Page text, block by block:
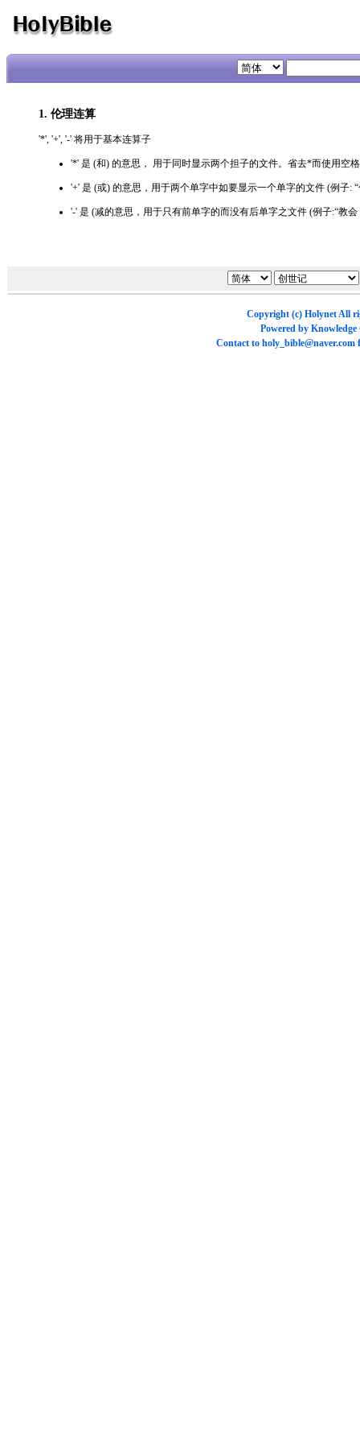
1. 伦理连算
'*', '+', '-' 将用于基本连算子
'*' 是 (和) 的意思， 用于同时显示两个担子的文件。省去*而使用空
'+' 是 (或) 的意思，用于两个单字中如要显示一个单字的文件 (例子:
'-' 是 (减的意思，用于只有前单字的而没有后单字之文件 (例子:“教会
Copyright (c) HolynetAll
Powered by Knowledge
Contact to holy_bible@naver.com